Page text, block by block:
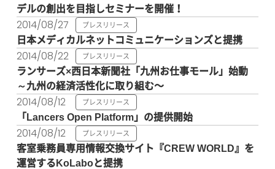
デルの創出を目指しセミナーを開催！
2014/08/27 プレスリリース
日本メディカルネットコミュニケーションズと提携
2014/08/22 プレスリリース
ランサーズ×西日本新聞社「九州お仕事モール」始動
～九州の経済活性化に取り組む〜
2014/08/12 プレスリリース
「Lancers Open Platform」の提供開始
2014/08/12 プレスリリース
客室乗務員専用情報交換サイト『CREW WORLD』を
運営するKoLaboと提携